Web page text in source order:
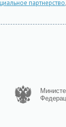
партнерство,